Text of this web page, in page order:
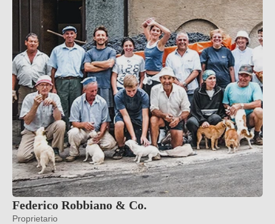
Federico Robbiano & Co.
Proprietario